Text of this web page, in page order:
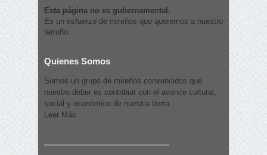
Esta página no es gubernamental.
Es un esfuerzo de mireños que queremos a nuestro
terruño.
Quienes Somos
Somos un grupo de mireños convencidos que
nuestro deber es contribuir con el avance cultural,
social y económico de nuestra tierra.
Leer Más